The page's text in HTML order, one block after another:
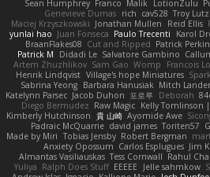
Sean Humphrey Franco Malik LotionZulu
Genevieve Dumas rich cav528 Troy Lutz
Maciej Krzyszkowski Jonathan Mullen Reid Ellis
yunlai hao Juan Fonseca Paulo Trecenti Karol
BraanFlakes08 Cut and Ripped Patrick
Patrick M
Didadi Le Salvatore Gambino
Artem Zhuzhlikov Sam Gao Womp Francois
Henrik Lindqvist Village's hope Miniatures
Sabrina Yeong Barbara Hanusiak Mitch
Katelynn Parsec Jacob Duhon 포로루 Deborah
Diego Bermudez Raw Magic Kelly Tomlinson
Kimberly Hutchinson 貴 山崎 Ayomide Awe
Padraic McQuarrie david james Toriten57
Made by Miri Tobias Jensby Robert Bergman
Anxiety Opossum Carlos Esplugues Jim
Almantas Vasiliauskas Tess Cornwall Rahul
Yuliya Ralph Does Stuff EEEEE Jelle sahmkow